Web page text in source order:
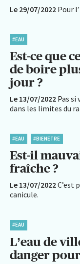
Le 29/07/2022 Pour
#EAU
Est-ce que
de boire
jour ?
Le 13/07/2022 Pas si
dans les limites du
#EAU #BIENETRE
Est-il
fraîche ?
Le 13/07/2022C’est
canicule.
#EAU
L’eau de
danger pour